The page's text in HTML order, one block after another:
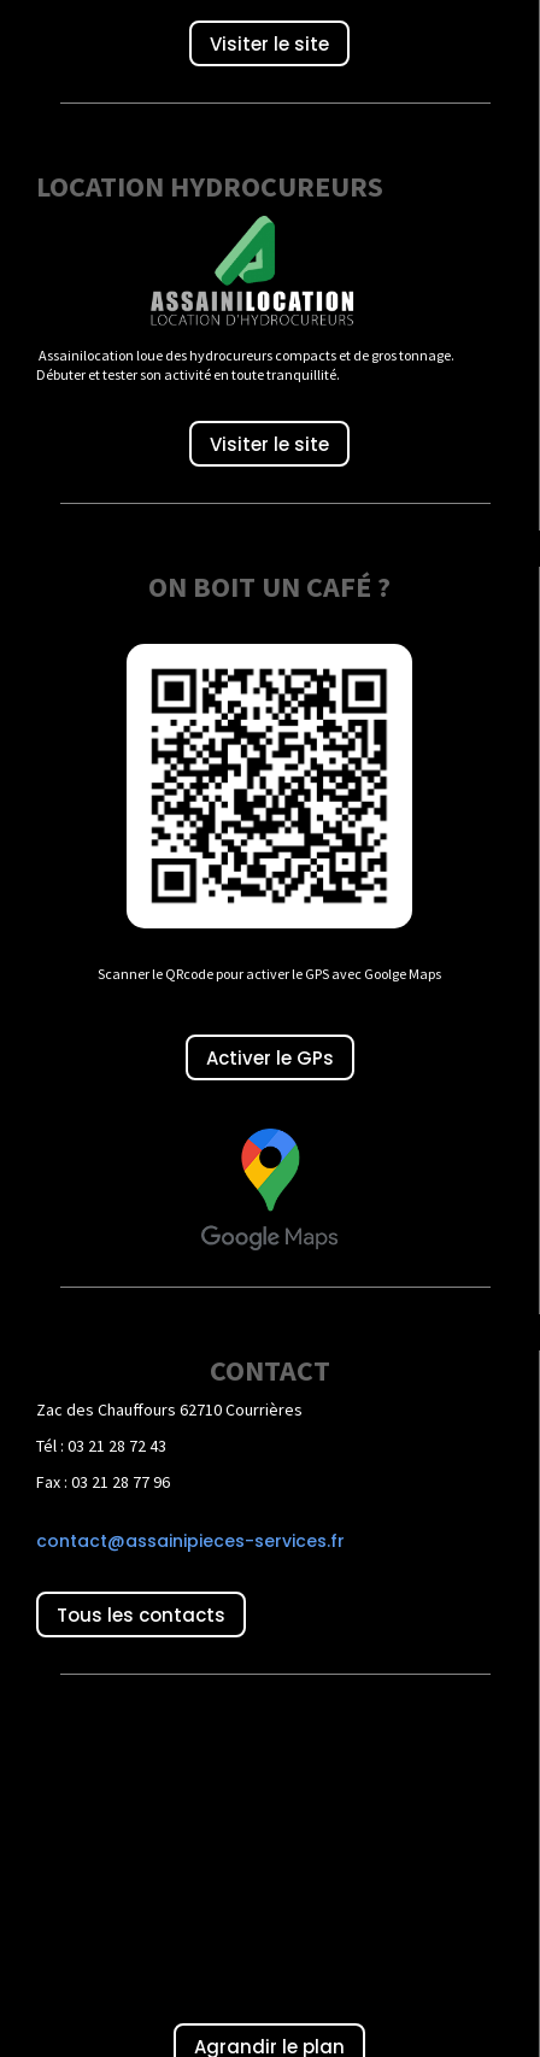
Visiter le site
LOCATION HYDROCUREURS
Assainilocation loue des hydrocureurs compacts et de gros tonnage.
Débuter et tester son activité en toute tranquillité.
Visiter le site
ON BOIT UN CAFÉ ?
Scanner le QRcode pour activer le GPS avec Goolge Maps
Activer le GPs
CONTACT
Zac des Chauffours 62710 Courrières
Tél : 03 21 28 72 43
Fax : 03 21 28 77 96
contact@assainipieces-services.fr
Tous les contacts
Agrandir le plan